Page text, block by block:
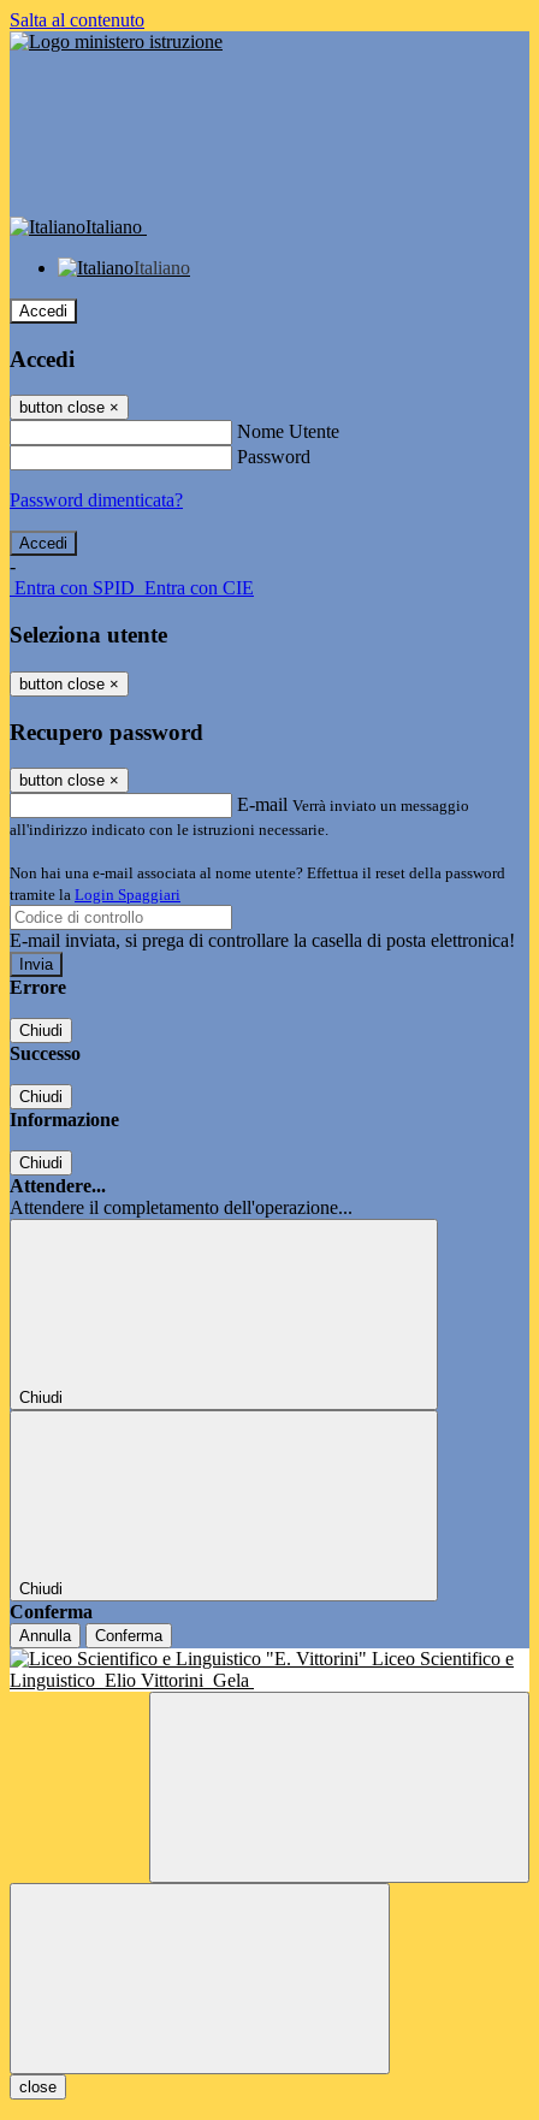
Salta al contenuto
Italiano
Italiano
Accedi
Accedi
button close ×
Nome Utente
Password
Password dimenticata?
-
Entra con SPID Entra con CIE
Seleziona utente
button close ×
Recupero password
button close ×
E-mail Verrà inviato un messaggio
all'indirizzo indicato con le istruzioni necessarie.
Non hai una e-mail associata al nome utente? Effettua il reset della password
tramite la Login Spaggiari
E-mail inviata, si prega di controllare la casella di posta elettronica!
Errore
Chiudi
Successo
Chiudi
Informazione
Chiudi
Attendere...
Attendere il completamento dell'operazione...
Chiudi
Chiudi
Conferma
Annulla Conferma
Liceo Scientifico e
Linguistico Elio Vittorini Gela
close